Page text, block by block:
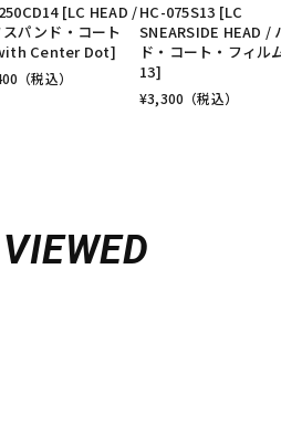
[LC HEAD /
パンド・コート
Center Dot]
（税込）
HC-075S13 [LC
SNEARSIDE HEAD /
ド・コート・フィル
13]
¥3,300 （税込）